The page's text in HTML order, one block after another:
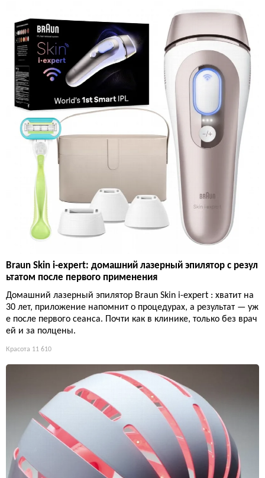
Braun Skin i-expert: домашний лазерный эпилятор с резул
ьтатом после первого применения
Домашний лазерный эпилятор Braun Skin i-expert : хватит на
30 лет, приложение напомнит о процедурах, а результат — уж
е после первого сеанса. Почти как в клинике, только без врач
ей и за полцены.
Красота 11 610